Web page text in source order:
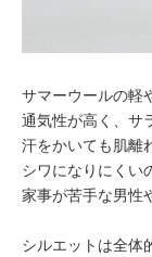
サマーウールの軽
通気性が高く、サ
汗をかいても肌離
シワになりにくい
家事が苦手な男性
シルエットは全体